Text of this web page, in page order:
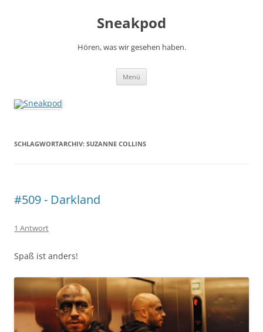
Sneakpod
Hören, was wir gesehen haben.
Menü
SCHLAGWORTARCHIV: SUZANNE COLLINS
#509 - Darkland
1 Antwort
Spaß ist anders!